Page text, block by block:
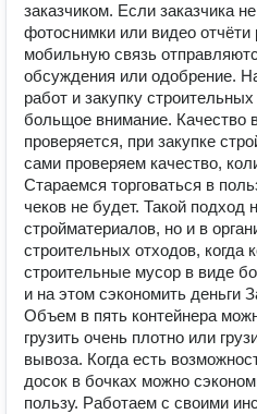
заказчиком. Если заказчика
фотоснимки или видео отчёти
мобильную связь
обсуждения или одобрение.
работ и закупку
больщое внимание. Качество
проверяется, при закупке
сами проверяем качество,
Стараемся торговаться в
чеков не будет. Такой подход
стройматериалов, но и в
строительных отходов, когда
строительные мусор в виде
и на этом сэкономить деньги
Объем в пять контейнера
грузить очень плотно или
вывоза. Когда есть
досок в бочках можно
пользу. Работаем с своими